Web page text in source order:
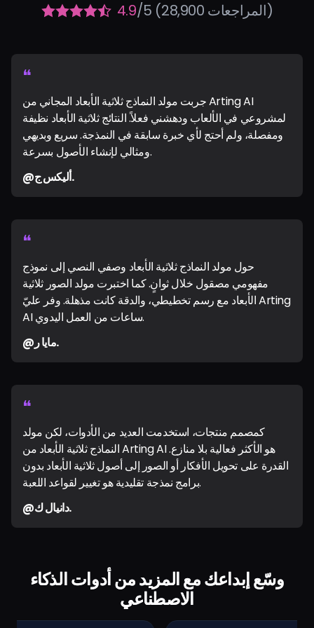
4.9 /5 (28,900 المراجعات)
❝
جربت مولد النماذج ثلاثية الأبعاد المجاني من Arting AI
لمشروعي في الألعاب ودهشني فعلاً. النتائج ثلاثية الأبعاد نظيفة
ومفصلة، ولم أحتج لأي خبرة سابقة في النمذجة. سريع وبديهي
ومثالي لإنشاء الأصول بسرعة.
@أليكس ج.
❝
حول مولد النماذج ثلاثية الأبعاد وصفي النصي إلى نموذج
مفهومي مصقول خلال ثوانٍ. كما اختبرت مولد الصور ثلاثية
الأبعاد مع رسم تخطيطي، والدقة كانت مذهلة. وفر عليّ Arting
AI ساعات من العمل اليدوي.
@مايا ر.
❝
كمصمم منتجات، استخدمت العديد من الأدوات، لكن مولد
النماذج ثلاثية الأبعاد من Arting AI هو الأكثر فعالية بلا منازع.
القدرة على تحويل الأفكار أو الصور إلى أصول ثلاثية الأبعاد بدون
برامج نمذجة تقليدية هو تغيير لقواعد اللعبة.
@دانيال ك.
وسّع إبداعك مع المزيد من أدوات الذكاء
الاصطناعي